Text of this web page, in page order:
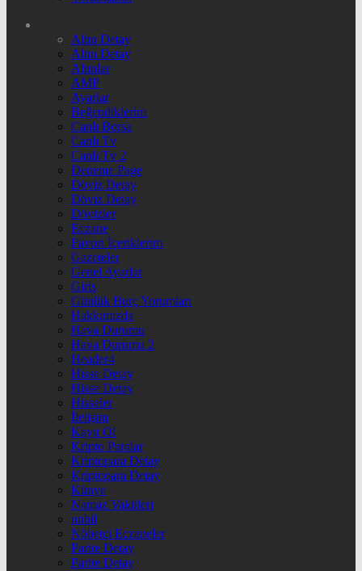
Altın Detay
Altın Detay
Altınlar
AMP
Ayarlar
Beğendiklerim
Canlı Borsa
Canlı Tv
Canlı Tv 2
Deneme Page
Döviz Detay
Döviz Detay
Dövizler
Eczane
Favori İçeriklerim
Gazeteler
Genel Ayarlar
Giriş
Günlük Burç Yorumları
Hakkımızda
Hava Durumu
Hava Durumu 2
Header4
Hisse Detay
Hisse Detay
Hisseler
İletişim
Kayıt Ol
Kripto Paralar
Kriptopara Detay
Kriptopara Detay
Künye
Namaz Vakitleri
nnbil
Nöbetçi Eczaneler
Parite Detay
Parite Detay